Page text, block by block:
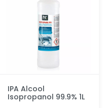
IPA Alcool
Isopropanol 99.9% 1L